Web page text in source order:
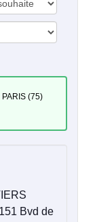
- PARIS - PARIS (75)
Bvd de